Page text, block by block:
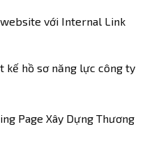
với Internal Link
kế hồ sơ năng lực công ty
Page Xây Dựng Thương